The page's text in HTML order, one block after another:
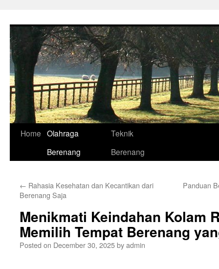
Home Olahraga
Berenang
Teknik
Berenang
← Rahasia Kesehatan dan Kecantikan dari
Berenang Saja
Panduan
Menikmati Keindahan Kolam
Memilih Tempat Berenang
Posted on December 30, 2025byadmin